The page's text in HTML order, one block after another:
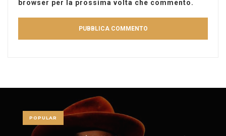
browser per la prossima volta che commento.
POPULAR